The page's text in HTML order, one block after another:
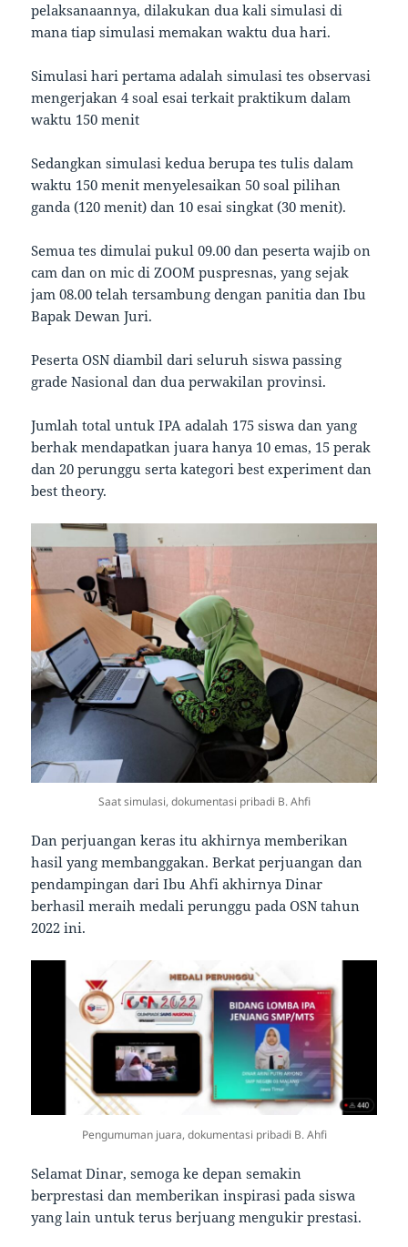
pelaksanaannya, dilakukan dua kali simulasi di
mana tiap simulasi memakan waktu dua hari.
Simulasi hari pertama adalah simulasi tes observasi
mengerjakan 4 soal esai terkait praktikum dalam
waktu 150 menit
Sedangkan simulasi kedua berupa tes tulis dalam
waktu 150 menit menyelesaikan 50 soal pilihan
ganda (120 menit) dan 10 esai singkat (30 menit).
Semua tes dimulai pukul 09.00 dan peserta wajib on
cam dan on mic di ZOOM puspresnas, yang sejak
jam 08.00 telah tersambung dengan panitia dan Ibu
Bapak Dewan Juri.
Peserta OSN diambil dari seluruh siswa passing
grade Nasional dan dua perwakilan provinsi.
Jumlah total untuk IPA adalah 175 siswa dan yang
berhak mendapatkan juara hanya 10 emas, 15 perak
dan 20 perunggu serta kategori best experiment dan
best theory.
Saat simulasi, dokumentasi pribadi B. Ahfi
Dan perjuangan keras itu akhirnya memberikan
hasil yang membanggakan. Berkat perjuangan dan
pendampingan dari Ibu Ahfi akhirnya Dinar
berhasil meraih medali perunggu pada OSN tahun
2022 ini.
Pengumuman juara, dokumentasi pribadi B. Ahfi
Selamat Dinar, semoga ke depan semakin
berprestasi dan memberikan inspirasi pada siswa
yang lain untuk terus berjuang mengukir prestasi.